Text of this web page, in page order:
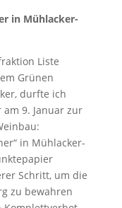
in Mühlacker-
Liste
Grünen
durfte ich
9. Januar zur
in Mühlacker-
Schritt, um die
zu bewahren